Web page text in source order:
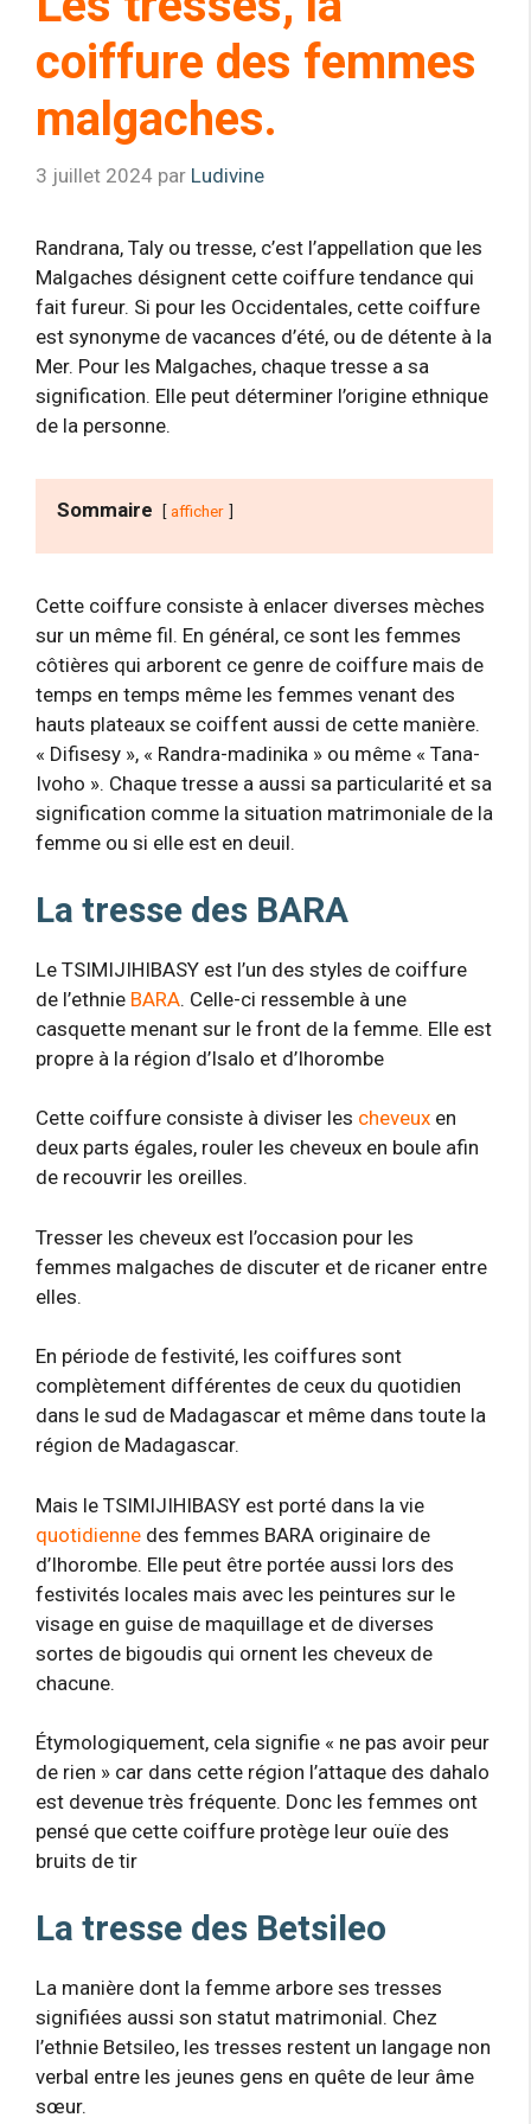
coiffure des femmes
malgaches.
3 juillet 2024 par Ludivine
Randrana, Taly ou tresse, c’est l’appellation que les
Malgaches désignent cette coiffure tendance qui
fait fureur. Si pour les Occidentales, cette coiffure
est synonyme de vacances d’été, ou de détente à la
Mer. Pour les Malgaches, chaque tresse a sa
signification. Elle peut déterminer l’origine ethnique
de la personne.
Sommaire afficher
Cette coiffure consiste à enlacer diverses mèches
sur un même fil. En général, ce sont les femmes
côtières qui arborent ce genre de coiffure mais de
temps en temps même les femmes venant des
hauts plateaux se coiffent aussi de cette manière.
« Difisesy », « Randra-madinika » ou même « Tana-
Ivoho ». Chaque tresse a aussi sa particularité et sa
signification comme la situation matrimoniale de la
femme ou si elle est en deuil.
La tresse des BARA
Le TSIMIJIHIBASY est l’un des styles de coiffure
de l’ethnie BARA. Celle-ci ressemble à une
casquette menant sur le front de la femme. Elle est
propre à la région d’Isalo et d’Ihorombe
Cette coiffure consiste à diviser les cheveux en
deux parts égales, rouler les cheveux en boule afin
de recouvrir les oreilles.
Tresser les cheveux est l’occasion pour les
femmes malgaches de discuter et de ricaner entre
elles.
En période de festivité, les coiffures sont
complètement différentes de ceux du quotidien
dans le sud de Madagascar et même dans toute la
région de Madagascar.
Mais le TSIMIJIHIBASY est porté dans la vie
quotidienne des femmes BARA originaire de
d’Ihorombe. Elle peut être portée aussi lors des
festivités locales mais avec les peintures sur le
visage en guise de maquillage et de diverses
sortes de bigoudis qui ornent les cheveux de
chacune.
Étymologiquement, cela signifie « ne pas avoir peur
de rien » car dans cette région l’attaque des dahalo
est devenue très fréquente. Donc les femmes ont
pensé que cette coiffure protège leur ouïe des
bruits de tir
La tresse des Betsileo
La manière dont la femme arbore ses tresses
signifiées aussi son statut matrimonial. Chez
l’ethnie Betsileo, les tresses restent un langage non
verbal entre les jeunes gens en quête de leur âme
sœur.